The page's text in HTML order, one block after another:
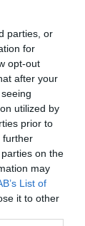
parties, or
for
opt-out
after your
utilized by
prior to
further
on the
may
List of
it to other